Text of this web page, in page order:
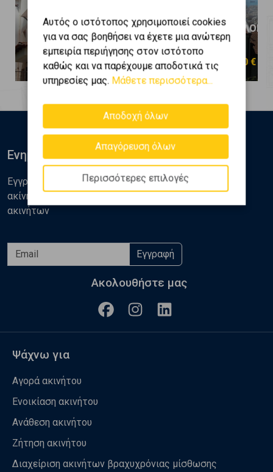
ΘΕΣΣΑΛΟΝΙΚΗ - ΚΕΝΤΡΟ - ΑΝΩ
ΠΟΛΗ
600.000 €
ΠΟΛΗ
180.000 €
Αυτός ο ιστότοπος χρησιμοποιεί cookies
για να σας βοηθήσει να έχετε μια ανώτερη
εμπειρία περιήγησης στον ιστότοπο
καθώς και να παρέχουμε αποδοτικά τις
υπηρεσίες μας. Μάθετε περισσότερα...
Αποδοχή όλων
Απαγόρευση όλων
Περισσότερες επιλογές
Ενημερωθείτε
Εγγραφείτε στο newsletter της Golden Home για νέα
ακίνητα, αναλύσεις και διάφορα θέματα της αγοράς
ακινήτων
Εγγραφή
Ακολουθήστε μας
Ψάχνω για
Αγορά ακινήτου
Ενοικίαση ακινήτου
Ανάθεση ακινήτου
Ζήτηση ακινήτου
Διαχείριση ακινήτων βραχυχρόνιας μίσθωσης